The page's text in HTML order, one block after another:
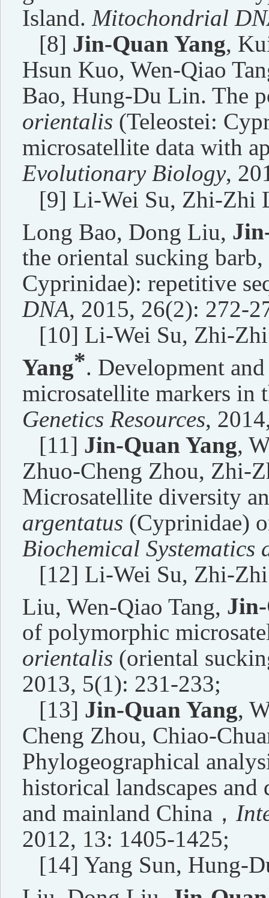
Island. Mitochondrial
[8] Jin-Quan Yang,
Hsun Kuo, Wen-Qiao
Bao, Hung-Du Lin. The
orientalis (Teleostei:
microsatellite data with
Evolutionary Biology,
[9] Li-Wei Su, Zhi-Zhi
Long Bao, Dong Liu,
the oriental sucking barb,
Cyprinidae): repetitive
DNA, 2015, 26(2): 272-
[10] Li-Wei Su, Zhi-
Yang*. Development
microsatellite markers in
Genetics Resources,
[11] Jin-Quan Yang,
Zhuo-Cheng Zhou, Zhi-
Microsatellite diversity
argentatus (Cyprinidae)
Biochemical Systematics
[12] Li-Wei Su, Zhi-
Liu, Wen-Qiao Tang,
of polymorphic
orientalis (oriental
2013, 5(1): 231-233;
[13] Jin-Quan Yang,
Cheng Zhou, Chiao-
Phylogeographical
historical landscapes
and mainland China ，
2012, 13: 1405-1425;
[14] Yang Sun, Hung-